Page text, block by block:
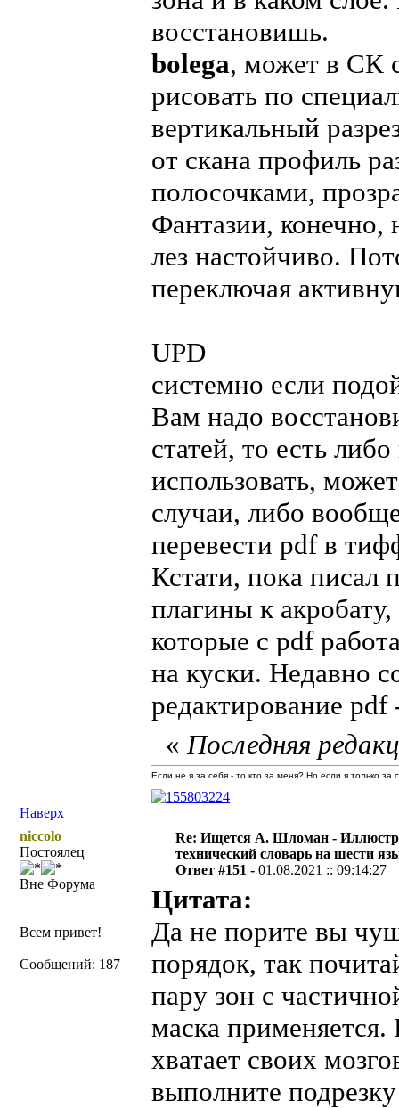
восстановишь.
bolega, может в СК
рисовать по
вертикальный
от скана профиль
полосочками,
Фантазии, конечно,
лез настойчиво.
переключая
UPD
системно если
Вам надо
статей, то есть
использовать,
случаи, либо
перевести pdf в
Кстати, пока писал
плагины к
которые с pdf
на куски. Недавно
редактирование pdf
Наверх
«Последняя
Если не я за себя - то кто за меня? Но если я только
niccolo
Постоялец
Вне Форума
Всем привет!
Сообщений: 187
Re: Ищется А. Шломан -
технический словарь на шести
Ответ #151 -01.08.2021 :: 09:14:27
Цитата:
Да не порите вы
порядок, так
пару зон с
маска применяется.
хватает своих
выполните